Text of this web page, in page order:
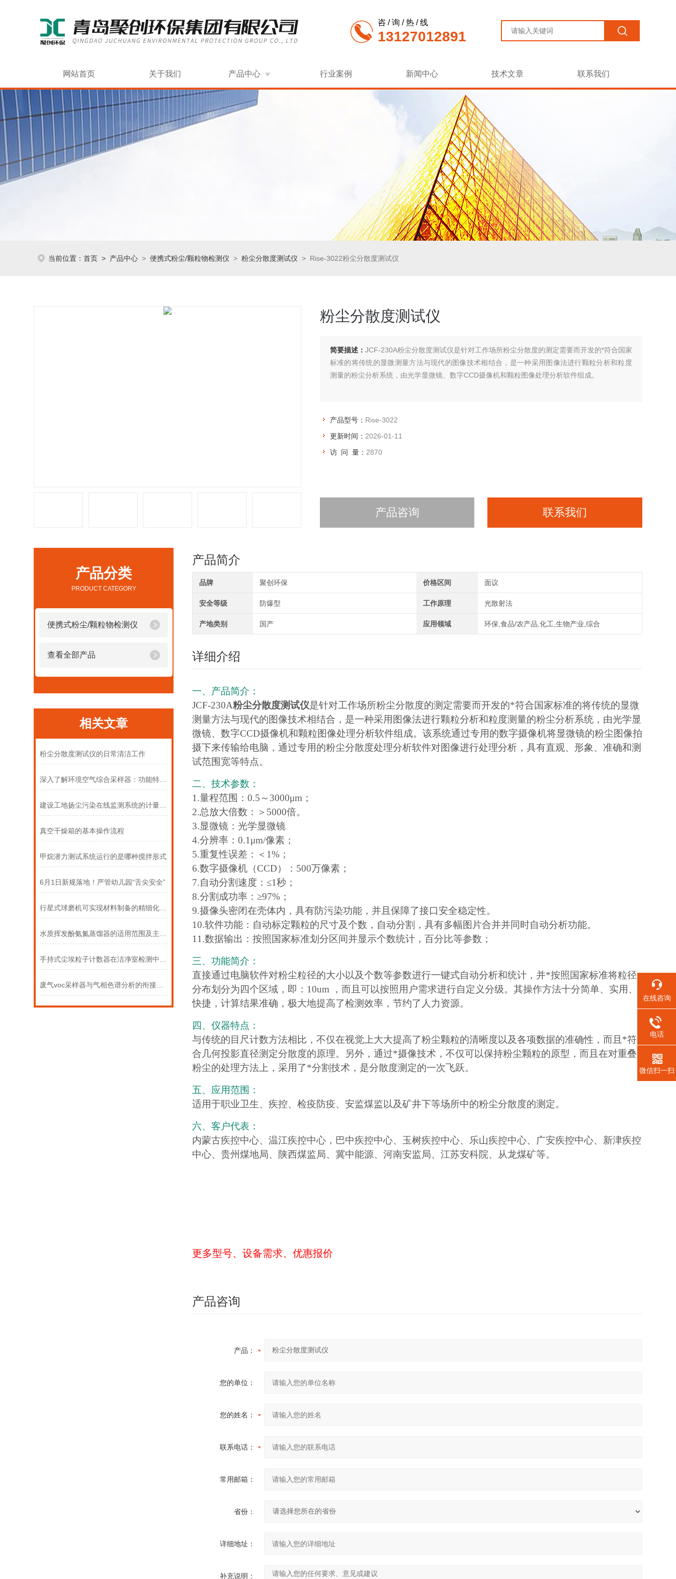
咨 / 询 / 热 / 线
13127012891
网站首页 关于我们 产品中心 行业案例 新闻中心 技术文章 联系我们
当前位置： 首页 > 产品中心 > 便携式粉尘/颗粒物检测仪 > 粉尘分散度测试仪 > Rise-3022粉尘分散度测试仪
粉尘分散度测试仪
简要描述： JCF-230A粉尘分散度测试仪是针对工作场所粉尘分散度的测定需要而开发的*符合国家
标准的将传统的显微测量方法与现代的图像技术相结合，是一种采用图像法进行颗粒分析和粒度
测量的粉尘分析系统，由光学显微镜、数字CCD摄像机和颗粒图像处理分析软件组成。
产品型号： Rise-3022
更新时间： 2026-01-11
访 问 量： 2870
产品咨询 联系我们
产品分类
PRODUCT CATEGORY
便携式粉尘/颗粒物检测仪
查看全部产品
相关文章
粉尘分散度测试仪的日常清洁工作
真空干燥箱的基本操作流程
甲烷潜力测试系统运行的是哪种搅拌形式
6月1日新规落地！严管幼儿园“舌尖安全”
产品简介
品牌 聚创环保 价格区间 面议
安全等级 防爆型 工作原理 光散射法
产地类别 国产 应用领域 环保,食品/农产品,化工,生物产业,综合
详细介绍
一、产品简介：
JCF-230A粉尘分散度测试仪是针对工作场所粉尘分散度的测定需要而开发的*符合国家标准的将传统的显微
测量方法与现代的图像技术相结合，是一种采用图像法进行颗粒分析和粒度测量的粉尘分析系统，由光学显
微镜、数字CCD摄像机和颗粒图像处理分析软件组成。该系统通过专用的数字摄像机将显微镜的粉尘图像拍
摄下来传输给电脑，通过专用的粉尘分散度处理分析软件对图像进行处理分析，具有直观、形象、准确和测
试范围宽等特点。
二、技术参数：
1.量程范围：0.5～3000μm；
2.总放大倍数：＞5000倍。
3.显微镜：光学显微镜
4.分辨率：0.1μm/像素；
5.重复性误差：＜1%；
6.数字摄像机（CCD）：500万像素；
7.自动分割速度：≤1秒；
8.分割成功率：≥97%；
9.摄像头密闭在壳体内，具有防污染功能，并且保障了接口安全稳定性。
10.软件功能：自动标定颗粒的尺寸及个数，自动分割，具有多幅图片合并并同时自动分析功能。
11.数据输出：按照国家标准划分区间并显示个数统计，百分比等参数；
三、功能简介：
直接通过电脑软件对粉尘粒径的大小以及个数等参数进行一键式自动分析和统计，并*按照国家标准将粒径
分布划分为四个区域，即：10um ，而且可以按照用户需求进行自定义分级。其操作方法十分简单、实用、
快捷，计算结果准确，极大地提高了检测效率，节约了人力资源。
四、仪器特点：
与传统的目尺计数方法相比，不仅在视觉上大大提高了粉尘颗粒的清晰度以及各项数据的准确性，而且*符
合几何投影直径测定分散度的原理。另外，通过*摄像技术，不仅可以保持粉尘颗粒的原型，而且在对重叠
粉尘的处理方法上，采用了*分割技术，是分散度测定的一次飞跃。
五、应用范围：
适用于职业卫生、疾控、检疫防疫、安监煤监以及矿井下等场所中的粉尘分散度的测定。
六、客户代表：
内蒙古疾控中心、温江疾控中心，巴中疾控中心、玉树疾控中心、乐山疾控中心、广安疾控中心、新津疾控
中心、贵州煤地局、陕西煤监局、冀中能源、河南安监局、江苏安科院、从龙煤矿等。
更多型号、设备需求、优惠报价
产品咨询
产品：
您的单位：
您的姓名：
联系电话：
常用邮箱：
省份：
详细地址：
补充说明：
在线咨询
电话
微信扫一扫